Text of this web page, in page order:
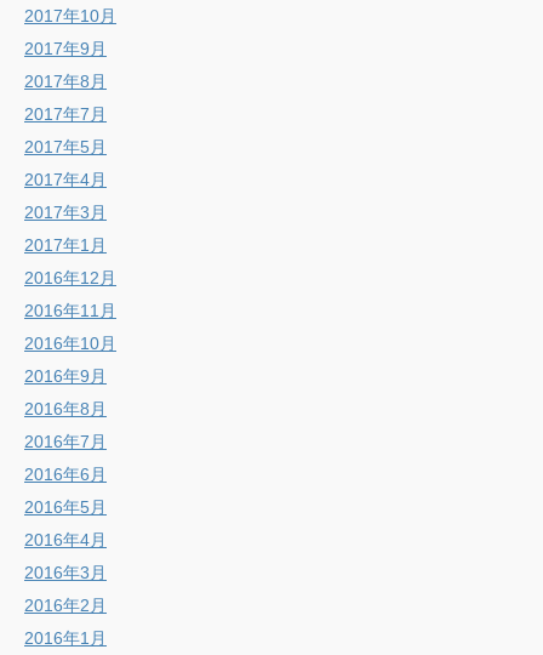
2017年10月
2017年9月
2017年8月
2017年7月
2017年5月
2017年4月
2017年3月
2017年1月
2016年12月
2016年11月
2016年10月
2016年9月
2016年8月
2016年7月
2016年6月
2016年5月
2016年4月
2016年3月
2016年2月
2016年1月